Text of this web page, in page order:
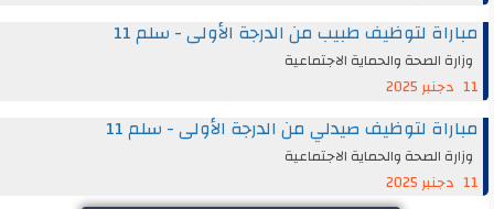
مباراة لتوظيف طبيب من الدرجة الأولى - سلم 11
وزارة الصحة والحماية الاجتماعية
11 دجنبر 2025
مباراة لتوظيف صيدلي من الدرجة الأولى - سلم 11
وزارة الصحة والحماية الاجتماعية
11 دجنبر 2025